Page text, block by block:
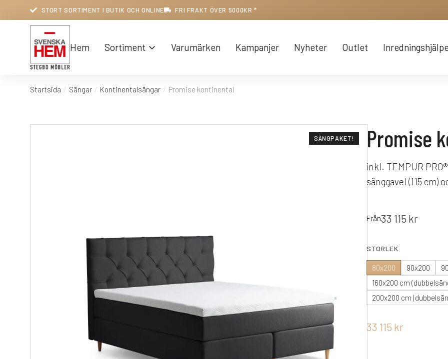
STORT SORTIMENT I BUTIK OCH ONLINE FRI FRAKT ÖVER 5000KR *
Hem Sortiment Varumärken Kampanjer Nyheter Outlet
Du är här:
Startsida Sängar Kontinentalsängar Promise kontinental
SÄNGPAKET! Promise
inkl. TEMPUR
sänggavel (115 cm)
Från33 115 kr
STORLEK
80x200 90x200
160x200 cm
200x200 cm
33 115 kr